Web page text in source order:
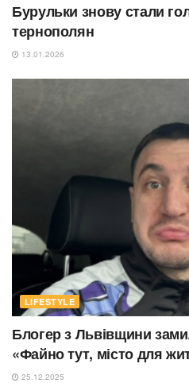
Бурульки знову стали
тернополян
13.01.2026
LIFESTYLE
Блогер з Львівщини
«Файно тут, місто для
25.12.2025